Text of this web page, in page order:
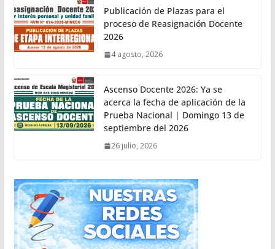
Publicación de Plazas para el
proceso de Reasignación Docente
2026
4 agosto, 2026
Ascenso Docente 2026: Ya se
acerca la fecha de aplicación de la
Prueba Nacional | Domingo 13 de
septiembre del 2026
26 julio, 2026